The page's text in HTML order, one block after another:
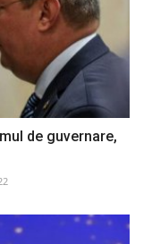
de guvernare,